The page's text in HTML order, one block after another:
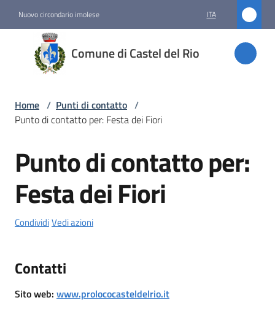
Nuovo circondario imolese ITA
Comune di Castel del Rio
Comune
di
Castel
Amministrazione
Novità
Servizi
Castel
Rio
Home / Punti di contatto /
Punto di contatto per: Festa dei Fiori
Salta al contenuto
Punto di contatto per:
Festa dei Fiori
CondividiVedi azioni
Contatti
Sito web: www.prolococasteldelrio.it